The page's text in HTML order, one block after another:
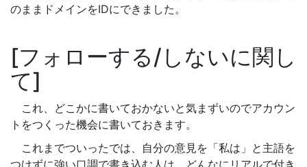
のままドメインをIDにできました。
フォローする/しないに関し
て
これ、どこかに書いておかないと気まずいのでアカウン
トをつくった機会に書いておきます。
これまでついったでは、自分の意見を「私は」と主語を
つけずに強い口調で書き込む人は、どんなにリアルで付き